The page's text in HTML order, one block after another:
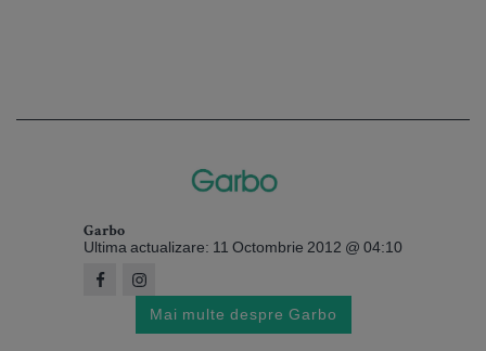
Garbo
Ultima actualizare: 11 Octombrie 2012 @ 04:10
Mai multe despre Garbo